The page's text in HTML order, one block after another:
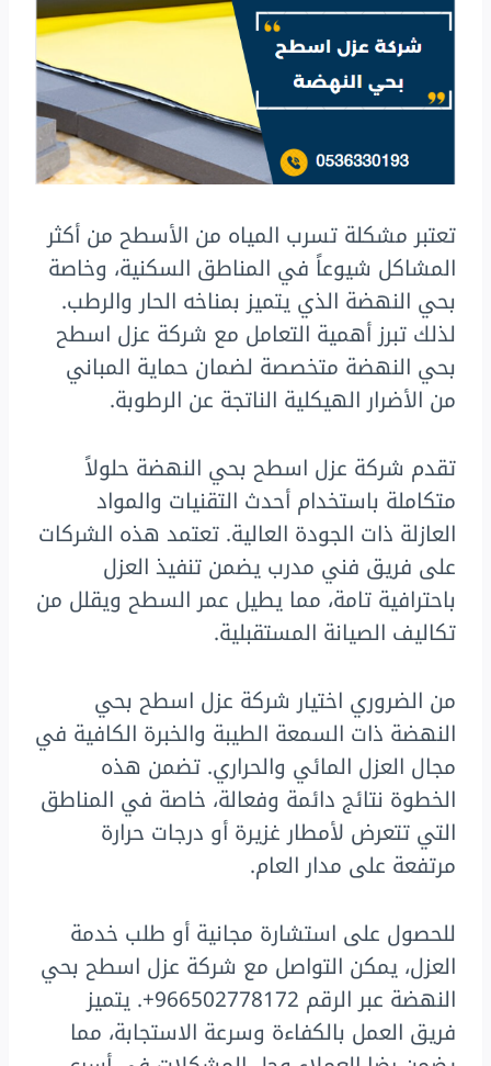
تعتبر مشكلة تسرب المياه من الأسطح من أكثر
المشاكل شيوعاً في المناطق السكنية، وخاصة
بحي النهضة الذي يتميز بمناخه الحار والرطب.
لذلك تبرز أهمية التعامل مع شركة عزل اسطح
بحي النهضة متخصصة لضمان حماية المباني
من الأضرار الهيكلية الناتجة عن الرطوبة.
تقدم شركة عزل اسطح بحي النهضة حلولاً
متكاملة باستخدام أحدث التقنيات والمواد
العازلة ذات الجودة العالية. تعتمد هذه الشركات
على فريق فني مدرب يضمن تنفيذ العزل
باحترافية تامة، مما يطيل عمر السطح ويقلل من
تكاليف الصيانة المستقبلية.
من الضروري اختيار شركة عزل اسطح بحي
النهضة ذات السمعة الطيبة والخبرة الكافية في
مجال العزل المائي والحراري. تضمن هذه
الخطوة نتائج دائمة وفعالة، خاصة في المناطق
التي تتعرض لأمطار غزيرة أو درجات حرارة
مرتفعة على مدار العام.
للحصول على استشارة مجانية أو طلب خدمة
العزل، يمكن التواصل مع شركة عزل اسطح بحي
النهضة عبر الرقم 966502778172+. يتميز
فريق العمل بالكفاءة وسرعة الاستجابة، مما